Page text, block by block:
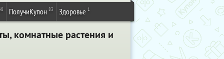
ПолучиКупон 83 Здоровье 1
комнатные растения и